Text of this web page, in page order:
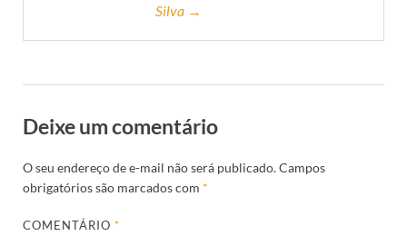
Silva →
Deixe um comentário
O seu endereço de e-mail não será publicado.Campos
obrigatórios são marcados com *
COMENTÁRIO*